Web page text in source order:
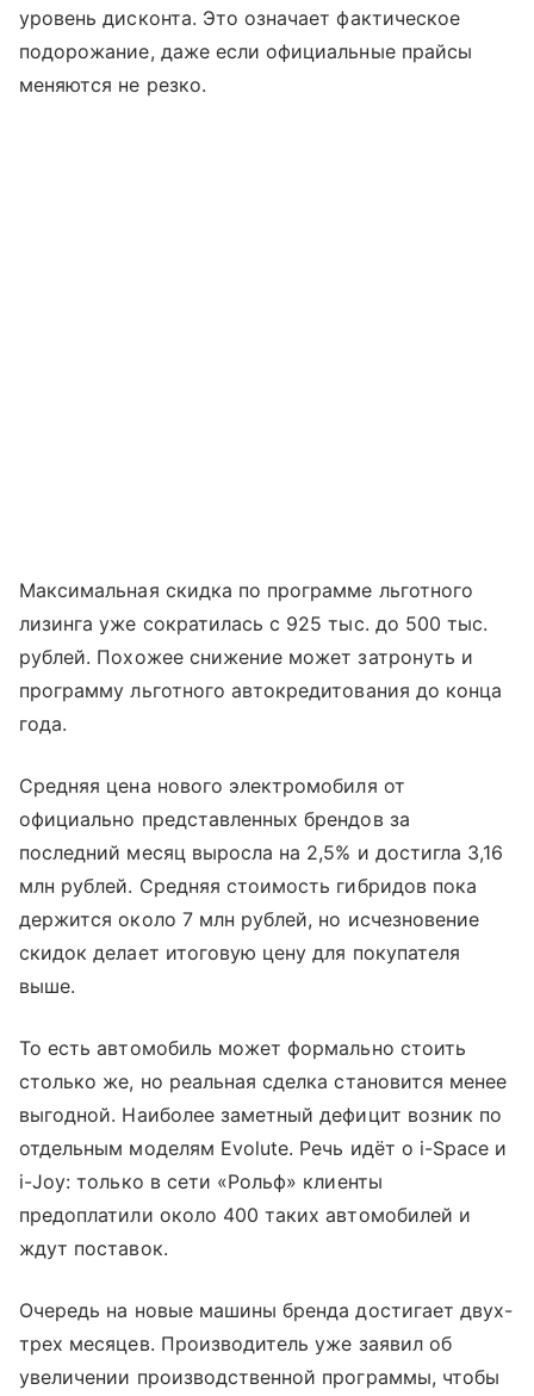
уровень дисконта. Это означает фактическое
подорожание, даже если официальные прайсы
меняются не резко.
Максимальная скидка по программе льготного
лизинга уже сократилась с 925 тыс. до 500 тыс.
рублей. Похожее снижение может затронуть и
программу льготного автокредитования до конца
года.
Средняя цена нового электромобиля от
официально представленных брендов за
последний месяц выросла на 2,5% и достигла 3,16
млн рублей. Средняя стоимость гибридов пока
держится около 7 млн рублей, но исчезновение
скидок делает итоговую цену для покупателя
выше.
То есть автомобиль может формально стоить
столько же, но реальная сделка становится менее
выгодной. Наиболее заметный дефицит возник по
отдельным моделям Evolute. Речь идёт о i-Space и
i-Joy: только в сети «Рольф» клиенты
предоплатили около 400 таких автомобилей и
ждут поставок.
Очередь на новые машины бренда достигает двух-
трех месяцев. Производитель уже заявил об
увеличении производственной программы, чтобы